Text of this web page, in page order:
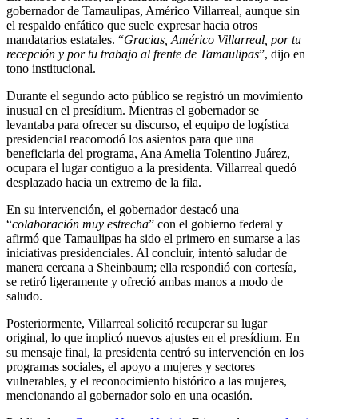
gobernador de Tamaulipas, Américo Villarreal, aunque sin
el respaldo enfático que suele expresar hacia otros
mandatarios estatales. “Gracias, Américo Villarreal, por tu
recepción y por tu trabajo al frente de Tamaulipas”, dijo en
tono institucional.
Durante el segundo acto público se registró un movimiento
inusual en el presídium. Mientras el gobernador se
levantaba para ofrecer su discurso, el equipo de logística
presidencial reacomodó los asientos para que una
beneficiaria del programa, Ana Amelia Tolentino Juárez,
ocupara el lugar contiguo a la presidenta. Villarreal quedó
desplazado hacia un extremo de la fila.
En su intervención, el gobernador destacó una
“colaboración muy estrecha” con el gobierno federal y
afirmó que Tamaulipas ha sido el primero en sumarse a las
iniciativas presidenciales. Al concluir, intentó saludar de
manera cercana a Sheinbaum; ella respondió con cortesía,
se retiró ligeramente y ofreció ambas manos a modo de
saludo.
Posteriormente, Villarreal solicitó recuperar su lugar
original, lo que implicó nuevos ajustes en el presídium. En
su mensaje final, la presidenta centró su intervención en los
programas sociales, el apoyo a mujeres y sectores
vulnerables, y el reconocimiento histórico a las mujeres,
mencionando al gobernador solo en una ocasión.